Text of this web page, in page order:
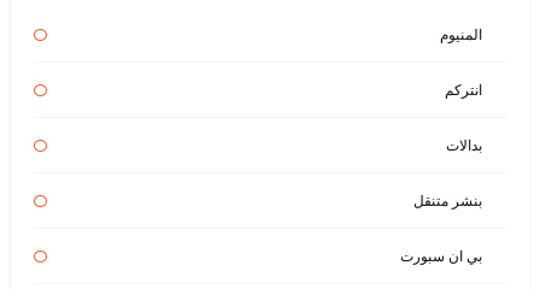
المنيوم
انتركم
بدالات
بنشر متنقل
بي ان سبورت